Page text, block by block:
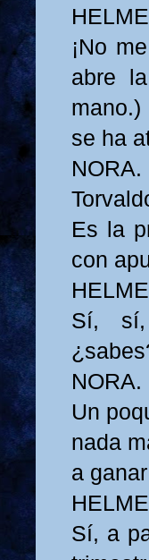
¡No
abre
se ha
NORA.
Es la
con
Sí, sí,
NORA.
Un
nada
a
Sí, a